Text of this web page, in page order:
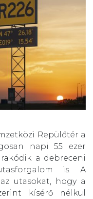
Repülőtér a
napi 55 ezer
a debreceni
is. A
utasokat, hogy a
kísérő nélkül